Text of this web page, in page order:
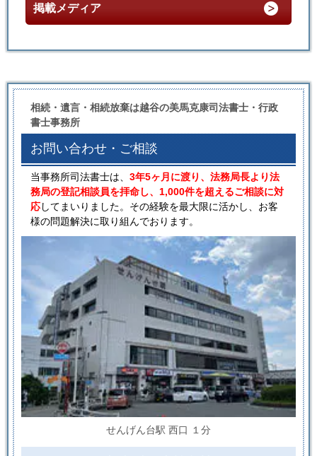
掲載メディア
相続・遺言・相続放棄は越谷の美馬克康司法書士・行政
書士事務所
お問い合わせ・ご相談
当事務所司法書士は、 3年5ヶ月に渡り、法務局長より法
務局の登記相談員を拝命し、1,000件を超えるご相談に対
応してまいりました。その経験を最大限に活かし、お客
様の問題解決に取り組んでおります。
せんげん台駅 西口 １分